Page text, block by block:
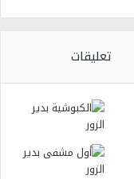
تعليقات